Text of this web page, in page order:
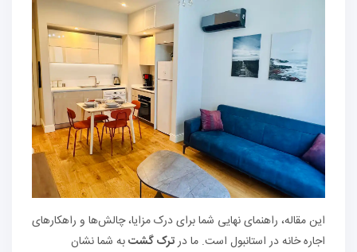
این مقاله، راهنمای نهایی شما برای درک مزایا، چالش‌ها و راهکارهای
اجاره خانه در استانبول است. ما درترک گشتبه شما نشان